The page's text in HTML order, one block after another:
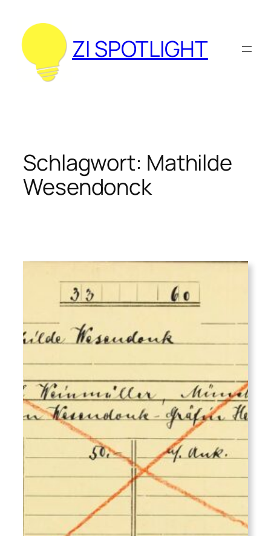
Inhalt
springen
ZI SPOTLIGHT
Schlagwort: Mathilde
Wesendonck